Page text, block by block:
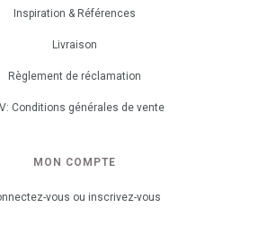
Inspiration & Références
Livraison
Règlement de réclamation
Conditions générales de vente
MON COMPTE
vous ou inscrivez-vous